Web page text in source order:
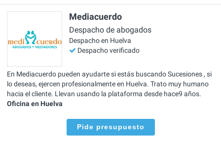
Mediacuerdo
Despacho de abogados
Despacho en Huelva
Despacho verificado
En Mediacuerdo pueden ayudarte si estás buscando Sucesiones , si
lo deseas, ejercen profesionalmente en Huelva. Trato muy humano
hacia el cliente. Llevan usando la plataforma desde hace9 años.
Oficina en Huelva
Pide presupuesto